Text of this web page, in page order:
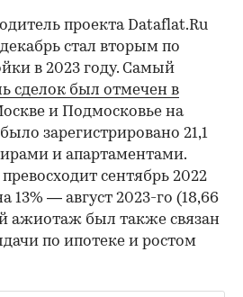
проекта Dataflat.Ru
стал вторым по
в 2023 году. Самый
сделок был отмечен в
и Подмосковье на
зарегистрировано 21,1
и апартаментами.
сентябрь 2022
13% — август 2023-го (18,66
ажиотаж был также связан
по ипотеке и ростом